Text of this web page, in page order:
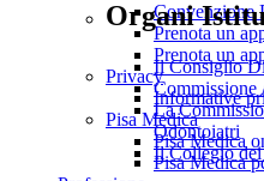
Organi
Il Consiglio
La
Odontoiatri
Il Collegio
Convenzione
Prenota un
Prenota un
Privacy
Informative
Pisa Medica
Pisa Medica
Pisa Medica